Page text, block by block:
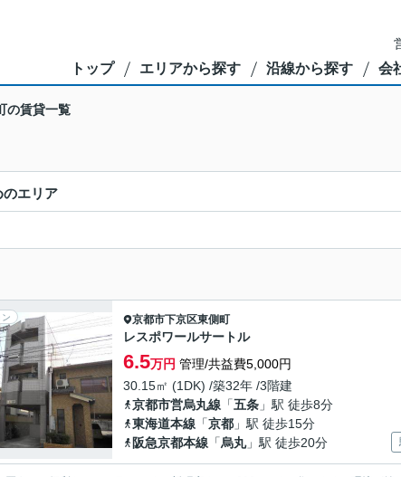
トップ エリアから探す 沿線から探す 会
の賃貸一覧
のエリア
京都市下京区東側町
レスポワールサートル
6.5万円 管理/共益費5,000円
30.15㎡ (1DK) /築32年 /3階建
京都市営烏丸線 「五条 」駅 徒歩8分
東海道本線 「京都 」駅 徒歩15分
阪急京都本線 「烏丸」駅 徒歩20分